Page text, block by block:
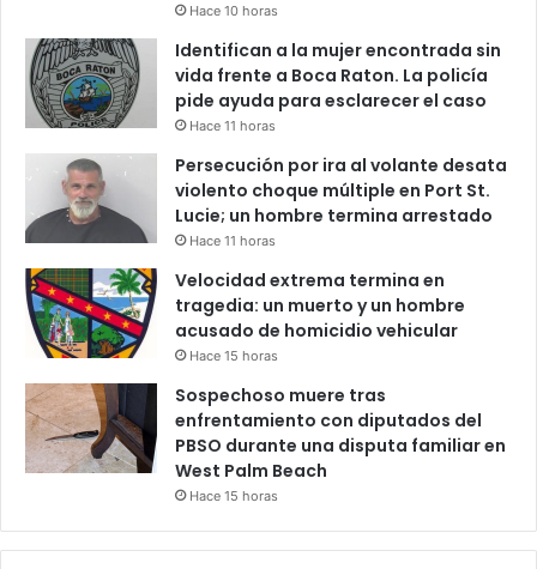
Hace 10 horas
Identifican a la mujer encontrada sin
vida frente a Boca Raton. La policía
pide ayuda para esclarecer el caso
Hace 11 horas
Persecución por ira al volante desata
violento choque múltiple en Port St.
Lucie; un hombre termina arrestado
Hace 11 horas
Velocidad extrema termina en
tragedia: un muerto y un hombre
acusado de homicidio vehicular
Hace 15 horas
Sospechoso muere tras
enfrentamiento con diputados del
PBSO durante una disputa familiar en
West Palm Beach
Hace 15 horas